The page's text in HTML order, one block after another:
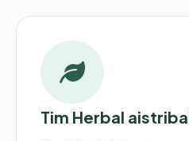
Tim Herbal